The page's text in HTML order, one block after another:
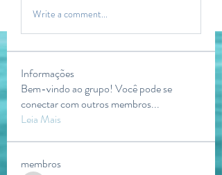
Write a comment...
Informações
Bem-vindo ao grupo! Você pode se
conectar com outros membros...
Leia Mais
membros